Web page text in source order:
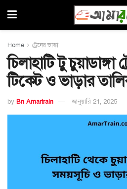
Home ট্রেনের ভাড়া
চিলাহাটি টু
টিকেট ও ভাড়ার
by Bn Amartrain জানুয়ারি 21, 2025